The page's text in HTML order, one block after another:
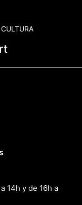
14h y de 16h a